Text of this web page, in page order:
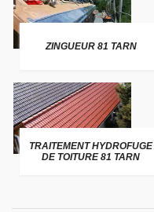
ZINGUEUR 81 TARN
TRAITEMENT HYDROFUGE
DE TOITURE 81 TARN